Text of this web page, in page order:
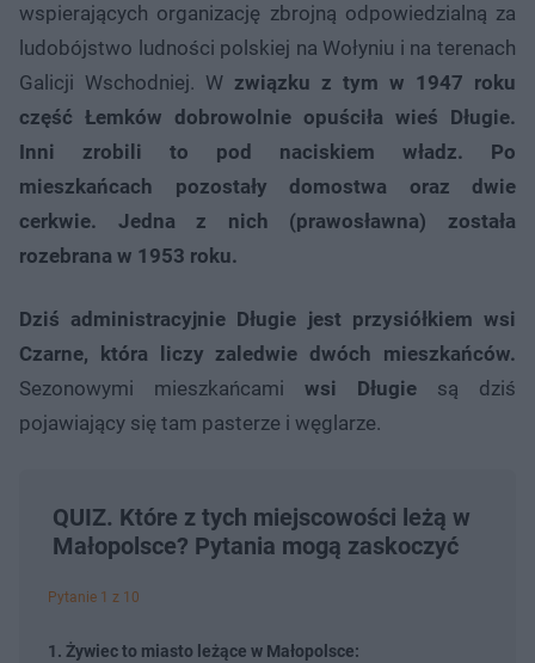
wspierających organizację zbrojną odpowiedzialną za
ludobójstwo ludności polskiej na Wołyniu i na terenach
Galicji Wschodniej. W związku z tym w 1947 roku
część Łemków dobrowolnie opuściła wieś Długie.
Inni zrobili to pod naciskiem władz.
Po
mieszkańcach pozostały domostwa oraz dwie
cerkwie. Jedna z nich (prawosławna) została
rozebrana w 1953 roku.
Dziś administracyjnie Długie jest przysiółkiem wsi
Czarne, która liczy zaledwie dwóch mieszkańców.
Sezonowymi mieszkańcami wsi Długie są dziś
pojawiający się tam pasterze i węglarze.
QUIZ. Które z tych miejscowości leżą w
Małopolsce? Pytania mogą zaskoczyć
Pytanie 1 z 10
1. Żywiec to miasto leżące w Małopolsce: